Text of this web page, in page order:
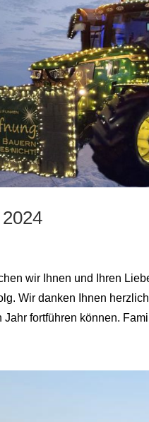
wir Ihnen und Ihren
Wir danken Ihnen
fortführen können.